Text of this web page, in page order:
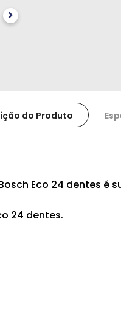
do Produto
Eco 24 dentes
24 dentes.